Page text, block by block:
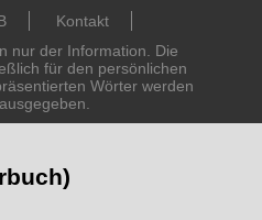
Kontakt
nur der Information. Die
für den persönlichen
Wörter werden